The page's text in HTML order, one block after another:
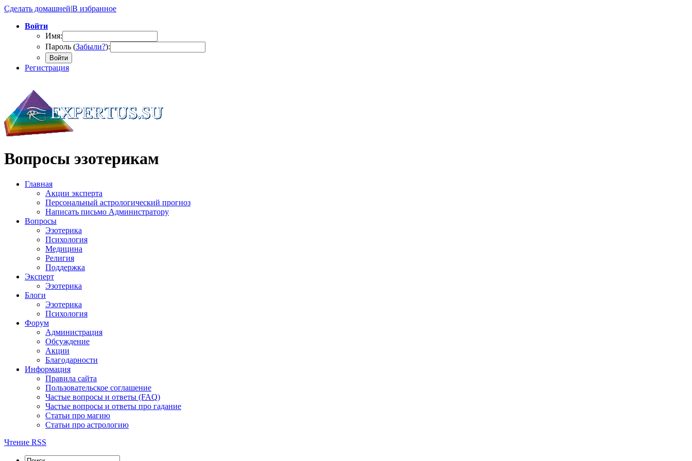
Сделать домашней|В избранное
Войти
Имя:
Пароль (Забыли?):
Войти
Регистрация
Вопросы эзотерикам
Главная
Акции эксперта
Персональный астрологический прогноз
Написать письмо Администратору
Вопросы
Эзотерика
Психология
Медицина
Религия
Поддержка
Эксперт
Эзотерика
Блоги
Эзотерика
Психология
Форум
Администрация
Обсуждение
Акции
Благодарности
Информация
Правила сайта
Пользовательское соглашение
Частые вопросы и ответы (FAQ)
Частые вопросы и ответы про гадание
Статьи про магию
Статьи про астрологию
Чтение RSS